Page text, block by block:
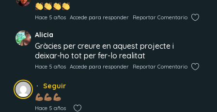
Hace 5 años Accede para responder Reportar Comentario
Alicia
Gràcies per creure en aquest projecte i
deixar-ho tot per fer-lo realitat
Hace 5 años Accede para responder Reportar Comentario
Seguir
Hace 5 años